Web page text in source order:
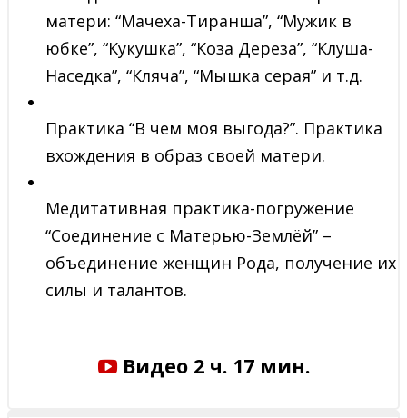
матери: “Мачеха-Тиранша”, “Мужик в
юбке”, “Кукушка”, “Коза Дереза”, “Клуша-
Наседка”, “Кляча”, “Мышка серая” и т.д.
Практика “В чем моя выгода?”. Практика
вхождения в образ своей матери.
Медитативная практика-погружение
“Соединение с Матерью-Землёй” –
объединение женщин Рода, получение их
силы и талантов.
Видео 2 ч. 17 мин.